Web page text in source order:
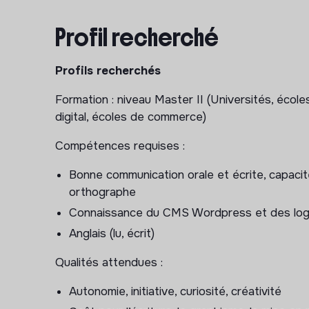
Mise en page des publications scientifiques
Mise en ligne
Optimiser le référencement (SEO, SEA)
Préparer et publier les posts pour les
Assurer le reporting mensuel des
Développement des ressources et fundraising :
Participer à la conception et à la mise en
(création de supports visuels de
print et online.
financiers
Mise à jour du CRM Salesforce
Profil recherché
Profils recherchés
Formation : niveau Master II (Universités,
digital, écoles de commerce)
Compétences requises :
Bonne communication orale et écrite,
orthographe
Connaissance du CMS Wordpress et des
Anglais (lu, écrit)
Qualités attendues :
Autonomie, initiative, curiosité, créativité